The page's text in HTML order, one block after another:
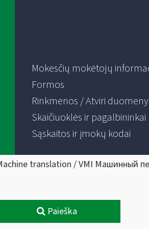
Mokesčių mokėtojų
Formos
Rinkmenos / Atviri
Skaičiuoklės ir pagalbininkai
Sąskaitos ir įmokų kodai
translation / VMI Машинный
Paieška